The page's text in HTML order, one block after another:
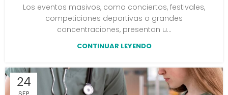
Los eventos masivos, como conciertos, festivales,
competiciones deportivas o grandes
concentraciones, presentan u...
CONTINUAR LEYENDO
24